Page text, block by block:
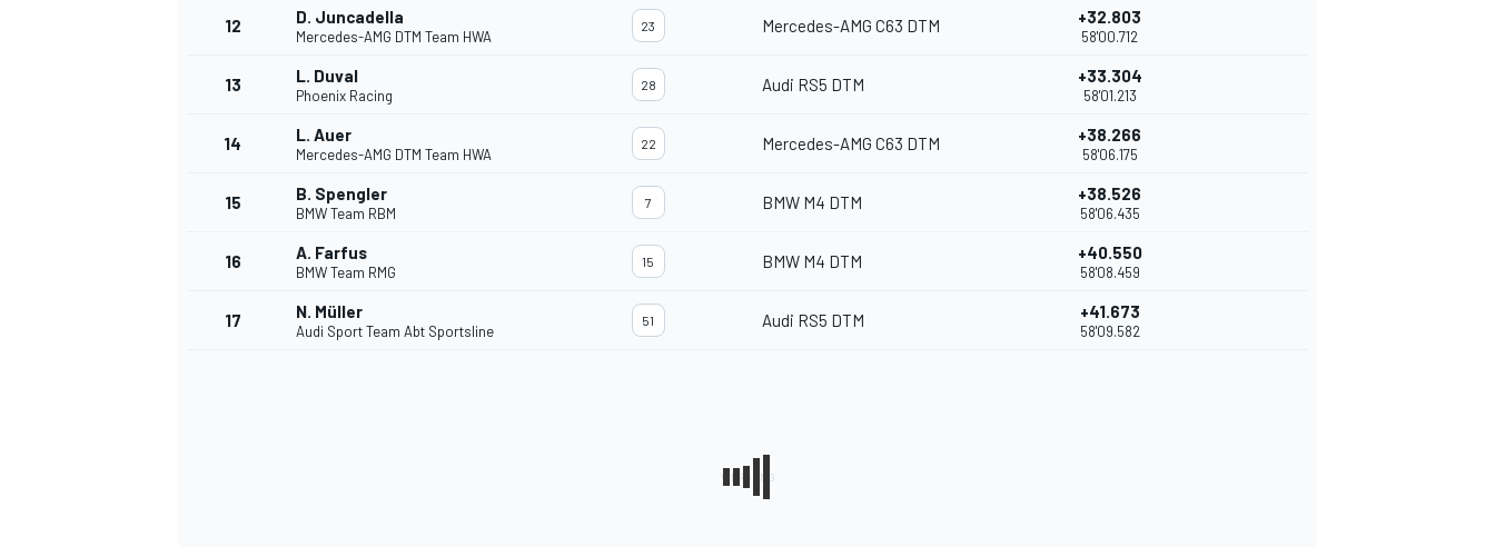
12 D. Juncadella
Mercedes-AMG DTM Team HWA
23 Mercedes-AMG C63 DTM +32.803
58'00.712
13 L. Duval
Phoenix Racing
28 Audi RS5 DTM +33.304
58'01.213
14 L. Auer
Mercedes-AMG DTM Team HWA
22 Mercedes-AMG C63 DTM +38.266
58'06.175
15 B. Spengler
BMW Team RBM
7 BMW M4 DTM +38.526
58'06.435
16 A. Farfus
BMW Team RMG
15 BMW M4 DTM +40.550
58'08.459
17 N. Müller
Audi Sport Team Abt Sportsline
51 Audi RS5 DTM +41.673
58'09.582